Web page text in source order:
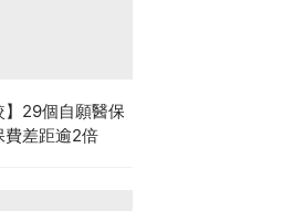
】29個自願醫保
差距逾2倍